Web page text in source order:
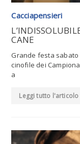
Cacciapensieri
CANE
Grande festa
cinofile dei
a
Leggi tutto l'articolo